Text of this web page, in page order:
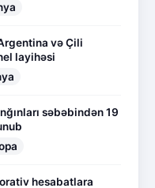
və Çili
layihəsi
səbəbindən 19
hesabatlara